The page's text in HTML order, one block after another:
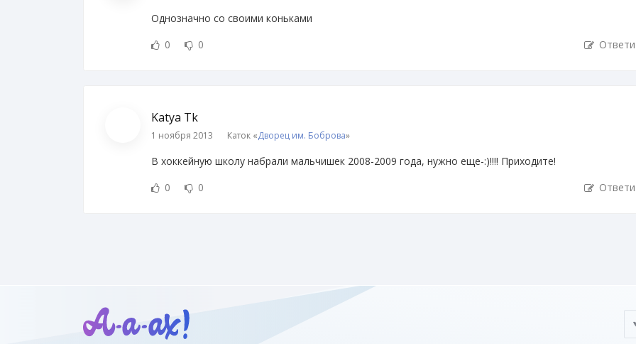
Однозначно со своими коньками
0
0
Katya Tk
1 ноября 2013 Каток «Дворец им. Боброва»
В хоккейную школу набрали мальчишек 2008-2009 года, нужно еще-:)!!!! Приходите!
0
0